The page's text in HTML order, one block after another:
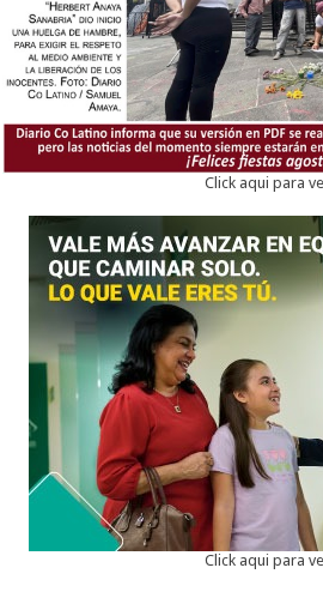
Click aqui para
Click aqui para